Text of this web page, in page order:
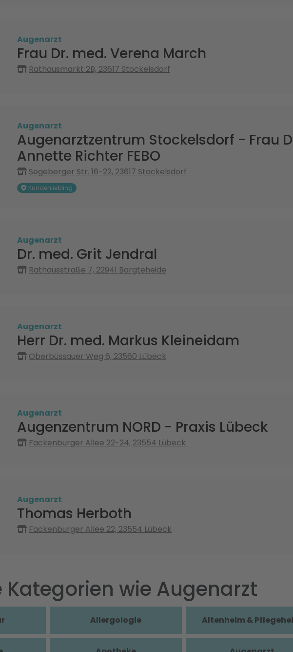
Augenarzt
Frau Dr. med. Verena March
Rathausmarkt 2B, 23617 Stockelsdorf
Augenarzt
Augenarztzentrum Stockelsdorf - Frau
Annette Richter FEBO
Segeberger Str. 16-22, 23617 Stockelsdorf
Kundenliebling
Augenarzt
Dr. med. Grit Jendral
Rathausstraße 7, 22941 Bargteheide
Augenarzt
Herr Dr. med. Markus Kleineidam
Oberbüssauer Weg 6, 23560 Lübeck
Augenarzt
Augenzentrum NORD - Praxis Lübeck
Fackenburger Allee 22-24, 23554 Lübeck
Augenarzt
Thomas Herboth
Fackenburger Allee 22, 23554 Lübeck
Kategorien wie Augenarzt
Allergologie Altenheim &